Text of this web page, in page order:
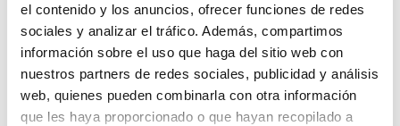
el contenido y los anuncios, ofrecer funciones de redes
sociales y analizar el tráfico. Además, compartimos
información sobre el uso que haga del sitio web con
nuestros partners de redes sociales, publicidad y análisis
web, quienes pueden combinarla con otra información
que les haya proporcionado o que hayan recopilado a
Ups, este producto ha sido
descatalogado.
¿Quieres que te enseñemos
cosméticos similares?